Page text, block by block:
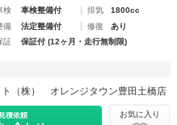
検
車検整備付 排気
1800cc
備
法定整備付 修復
あり
証
保証付 (12ヶ月・走行無制限)
ト（株） オレンジタウン豊田土橋店
積依頼 お気に入り